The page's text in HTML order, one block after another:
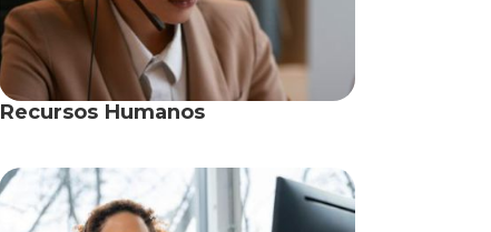
Recursos Humanos